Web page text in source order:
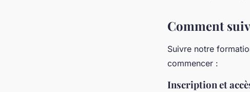
Comment
Suivre notre
commencer :
Inscription et